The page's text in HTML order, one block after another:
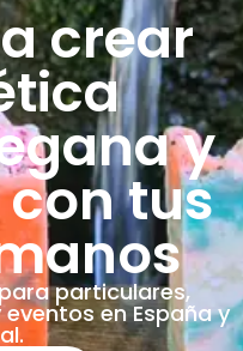
crear
y
tus
particulares,
en España y